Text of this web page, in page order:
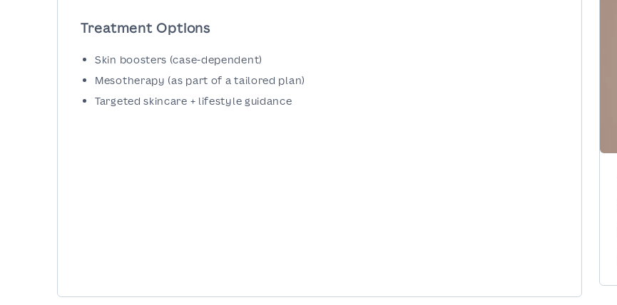
Treatment Options
Skin boosters (case-dependent)
Mesotherapy (as part of a tailored plan)
Targeted skincare + lifestyle guidance